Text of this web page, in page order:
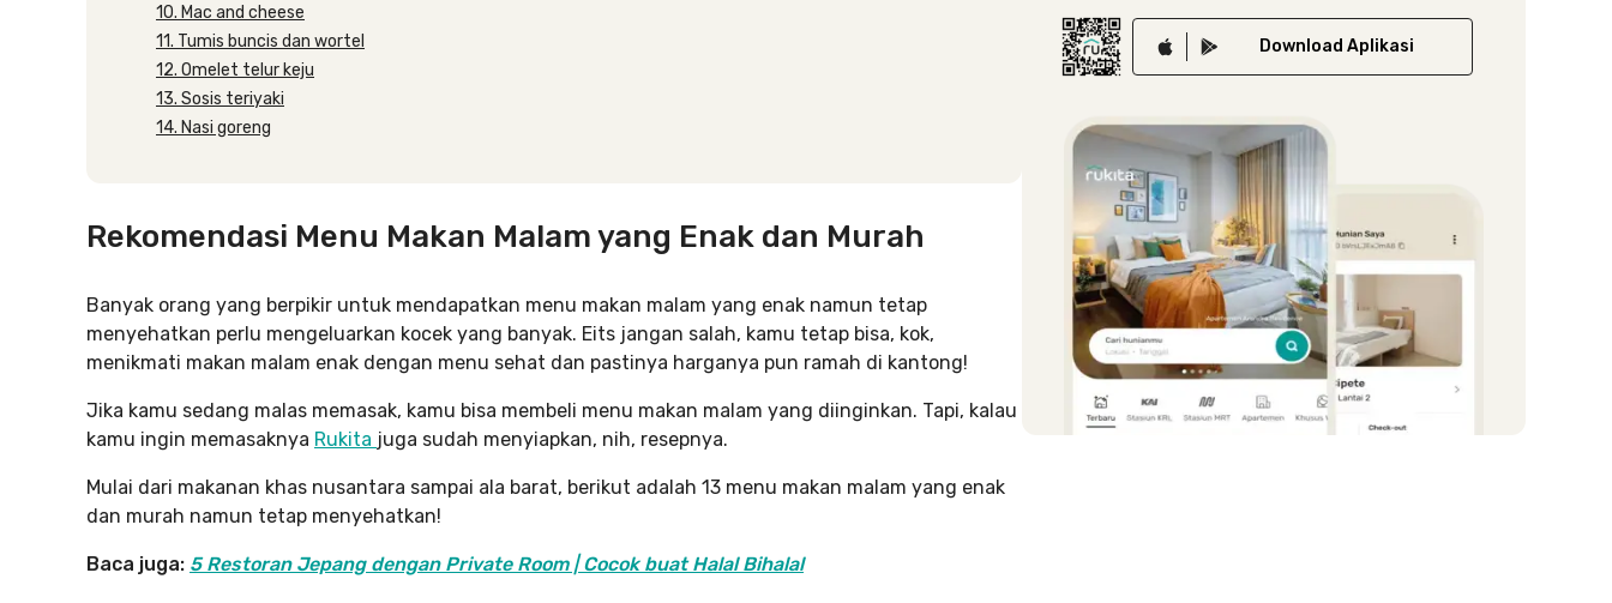
10. Mac and cheese
11. Tumis buncis dan wortel
12. Omelet telur keju
13. Sosis teriyaki
14. Nasi goreng
Rekomendasi Menu Makan Malam yang Enak dan Murah
Banyak orang yang berpikir untuk mendapatkan menu makan malam yang enak namun tetap
menyehatkan perlu mengeluarkan kocek yang banyak. Eits jangan salah, kamu tetap bisa, kok,
menikmati makan malam enak dengan menu sehat dan pastinya harganya pun ramah di kantong!
Jika kamu sedang malas memasak, kamu bisa membeli menu makan malam yang diinginkan. Tapi, kalau
kamu ingin memasaknya Rukita juga sudah menyiapkan, nih, resepnya.
Mulai dari makanan khas nusantara sampai ala barat, berikut adalah 13 menu makan malam yang enak
dan murah namun tetap menyehatkan!
Baca juga: 5 Restoran Jepang dengan Private Room | Cocok buat Halal Bihalal
Download Aplikasi